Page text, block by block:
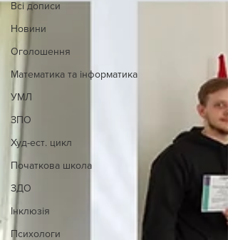
Всі дописи
Новини
Оголошення
Математика та інформатика
УМЛ
ЗПО
Худ-ест. цикл
Початкова школа
ЗДО
Інклюзія
Психологи